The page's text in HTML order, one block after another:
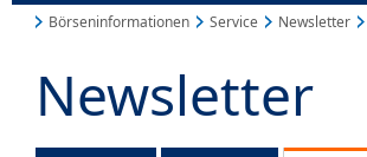
Börseninformationen Service Newsletter
Newsletter